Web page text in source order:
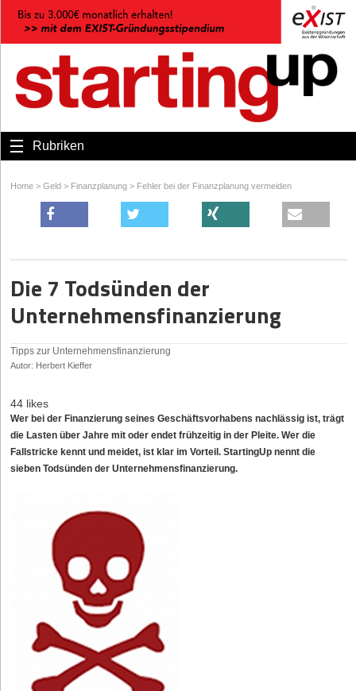
Rubriken
Home > Geld > Finanzplanung > Fehler bei der Finanzplanung vermeiden
Die 7 Todsünden der
Unternehmensfinanzierung
Tipps zur Unternehmensfinanzierung
Autor: Herbert Kieffer
44 likes
Wer bei der Finanzierung seines Geschäftsvorhabens nachlässig ist, trägt
die Lasten über Jahre mit oder endet frühzeitig in der Pleite. Wer die
Fallstricke kennt und meidet, ist klar im Vorteil. StartingUp nennt die
sieben Todsünden der Unternehmensfinanzierung.